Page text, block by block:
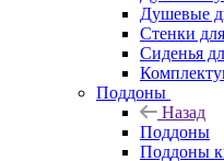
Душевые
Стенки
Сиденья
Поддоны
Назад
Поддоны
Поддоны